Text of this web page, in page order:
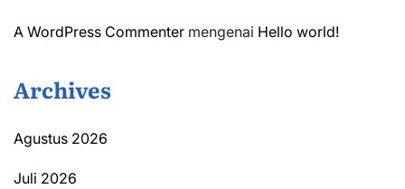
A WordPress Commenter mengenai Hello world!
Archives
Agustus 2026
Juli 2026